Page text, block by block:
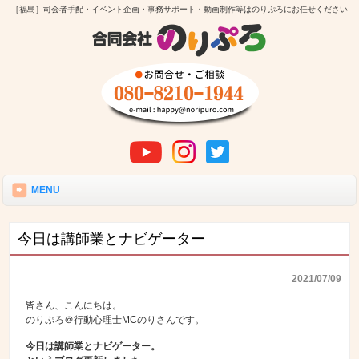
［福島］司会者手配・イベント企画・事務サポート・動画制作等はのりぷろにお任せください
MENU
今日は講師業とナビゲーター
2021/07/09
皆さん、こんにちは。
のりぷろ＠行動心理士MCのりさんです。
今日は講師業とナビゲーター。